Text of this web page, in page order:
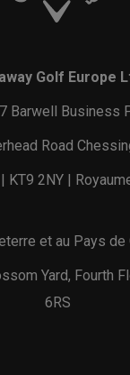
Golf Europe
Barwell Business
Road
KT9 2NY |
et au Pays de
Yard, Fourth
6RS